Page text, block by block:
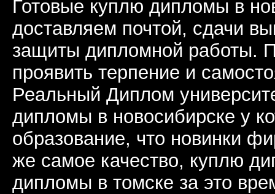
Готовые куплю дипломы в
доставляем почтой, сдачи
защиты дипломной работы.
проявить терпение и
Реальный Диплом
дипломы в новосибирске у
образование, что новинки
же самое качество, куплю
дипломы в томске за это